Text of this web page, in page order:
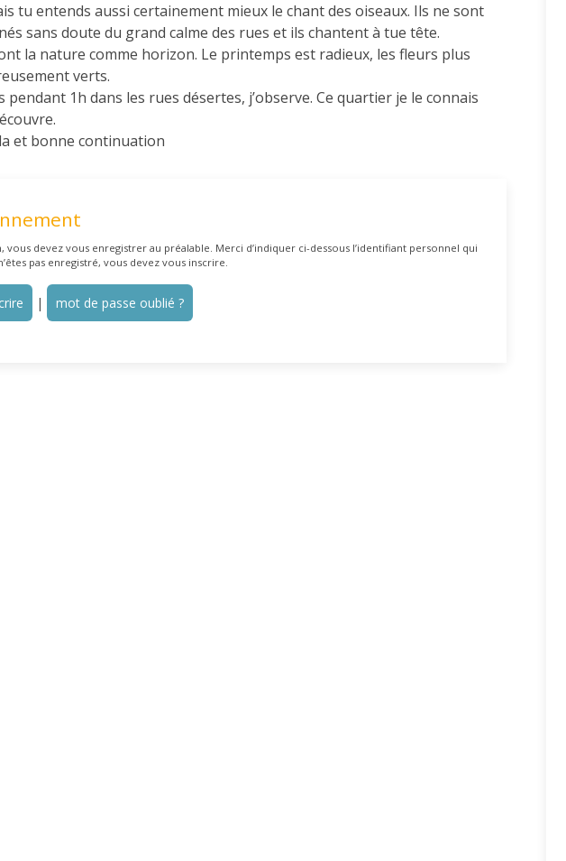
tu entends aussi certainement mieux le chant des oiseaux. Ils ne sont
sans doute du grand calme des rues et ils chantent à tue tête.
la nature comme horizon. Le printemps est radieux, les fleurs plus
verts.
pendant 1h dans les rues désertes, j’observe. Ce quartier je le connais
et bonne continuation
devez vous enregistrer au préalable. Merci d’indiquer ci-dessous l’identifiant personnel qui
pas enregistré, vous devez vous inscrire.
| mot de passe oublié ?